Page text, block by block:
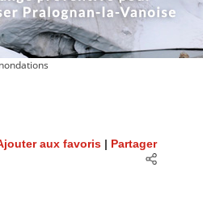
aux favoris Partager